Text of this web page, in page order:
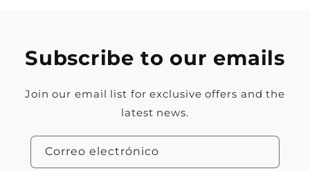
Subscribe to our emails
Join our email list for exclusive offers and the
latest news.
Correo electrónico